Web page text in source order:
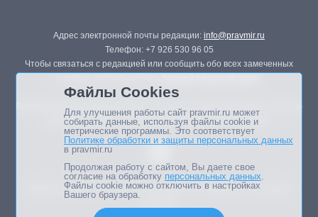
Адрес электронной почты редакции: info@pravmir.ru
Телефон: +7 926 530 96 05
Чтобы связаться с редакцией или сообщить обо всех замеченных
Републикация материалов сайта в печатных изданиях (книгах, прессе)
возможна только с письменного разрешения редакции.
Мнение авторов статей портала может не совпадать с позицией
Файлы Cookies
Для улучшения работы сайт pravmir.ru может
собирать данные, используя файлы cookie и
метрические программы. Это соответствует
Политике обработки и защиты персональных данных
в pravmir.ru
Продолжая работу с сайтом, Вы даете свое
согласие на обработку персональных данных.
Файлы cookie можно отключить в настройках
Вашего браузера.